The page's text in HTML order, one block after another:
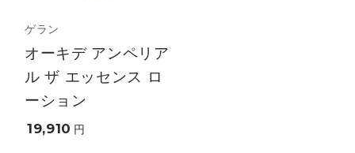
ゲラン
オーキデ アンペリア
ル ザ エッセンス ロ
ーション
19,910 円